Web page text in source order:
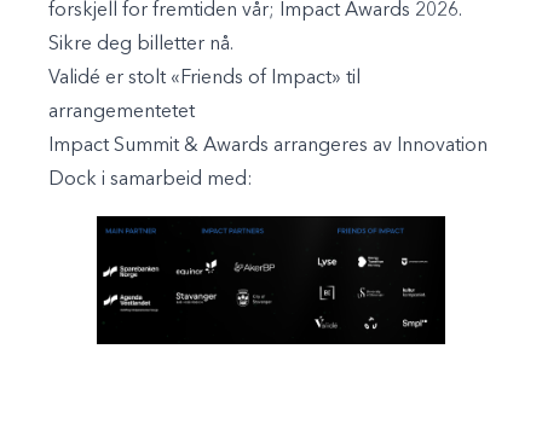
forskjell for fremtiden vår; Impact Awards 2026.
Sikre deg billetter nå.
Validé er stolt «Friends of Impact» til
arrangementetet
Impact Summit & Awards arrangeres av Innovation
Dock i samarbeid med: